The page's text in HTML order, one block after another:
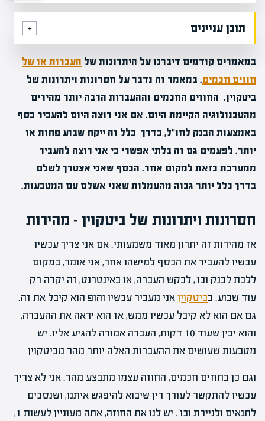
תוכן עניינים
במאמרים קודמים דיברנו על היתרונות של העברות או של
חוזים חכמים. במאמר זה נדבר על חסרונות ויתרונות של
ביטקוין. החוזים החכמים וההעברות הרבה יותר מהירים
מהטכנולוגיה הקיימת היום. אם אני רוצה היום להעביר כסף
באמצעות הבנק לחו"ל, בדרך כלל זה ייקח שבוע פחות או
יותר. לפעמים גם זה בלתי אפשרי כי אני רוצה להעביר
ממערכת כזאת למקום אחר. הכסף שאני אצטרך לשלם
בדרך כלל יותר גבוה מהעמלות שאני אשלם עם המטבעות.
חסרונות ויתרונות של ביטקוין – מהירות
אז מהירות זה יתרון מאוד משמעותי. אם אני צריך עכשיו
עכשיו להעביר את הכסף למישהו אחר, אני אומר, במקום
ללכת לבנק וכו', לבקש העברה, או באינטרנט, זה יקרה רק
עוד שבוע. בביטקויןאני מעביר עכשיו והופ הוא קיבל את זה.
גם אם הוא לא קיבל עכשיו ממש, אז הוא יראה את ההעברה,
והוא יבין שעוד 10 דקות, העברה אמורה להגיע אליו. יש
מטבעות שעושים את ההעברות האלה יותר מהר מביטקוין
וגם כן בחוזים חכמים, החוזה עצמו מתבצע מהר. אני לא צריך
עכשיו להתקשר לעורך דין שיבוא להיפגש איתנו, ושנסכים
לתנאים ולניירת וכו'. יש לנו את החוזה, אתה מעוניין לעשות 1,